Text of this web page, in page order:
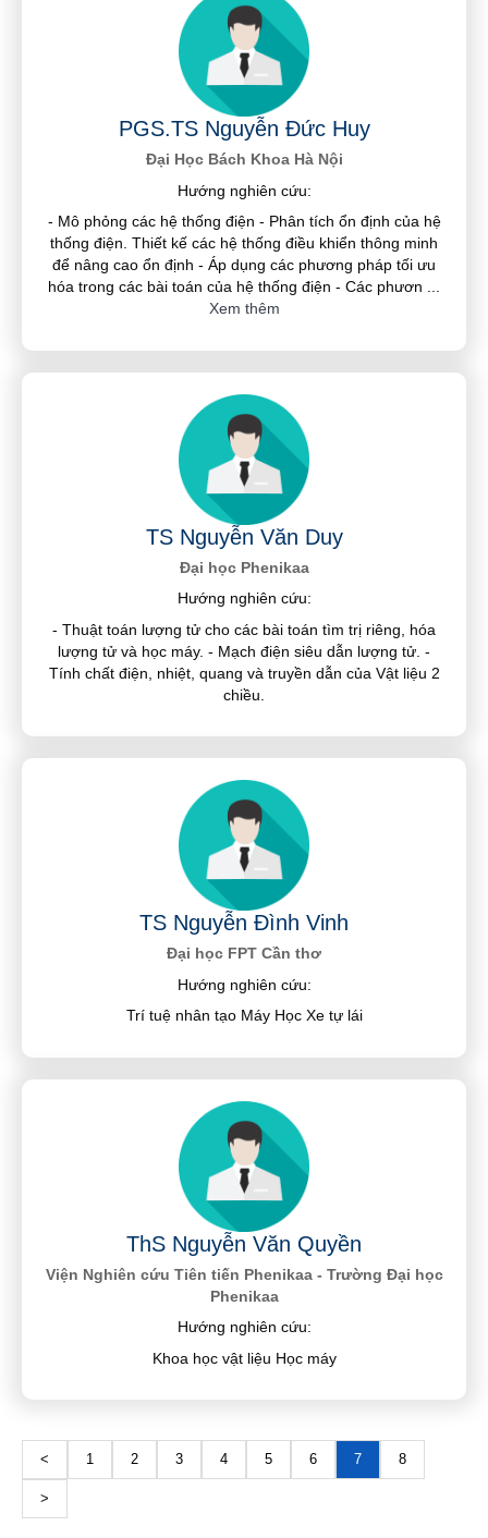
PGS.TS Nguyễn Đức Huy
Đại Học Bách Khoa Hà Nội
Hướng nghiên cứu:
- Mô phỏng các hệ thống điện - Phân tích ổn định của hệ
thống điện. Thiết kế các hệ thống điều khiển thông minh
để nâng cao ổn định - Áp dụng các phương pháp tối ưu
hóa trong các bài toán của hệ thống điện - Các phươn
Xem thêm
TS Nguyễn Văn Duy
Đại học Phenikaa
Hướng nghiên cứu:
- Thuật toán lượng tử cho các bài toán tìm trị riêng, hóa
lượng tử và học máy. - Mạch điện siêu dẫn lượng tử. -
Tính chất điện, nhiệt, quang và truyền dẫn của Vật liệu 2
chiều.
TS Nguyễn Đình Vinh
Đại học FPT Cần thơ
Hướng nghiên cứu:
Trí tuệ nhân tạo Máy Học Xe tự lái
ThS Nguyễn Văn Quyền
Viện Nghiên cứu Tiên tiến Phenikaa - Trường Đại học
Phenikaa
Hướng nghiên cứu:
Khoa học vật liệu Học máy
< 1 2 3 4 5 6 7 8
>